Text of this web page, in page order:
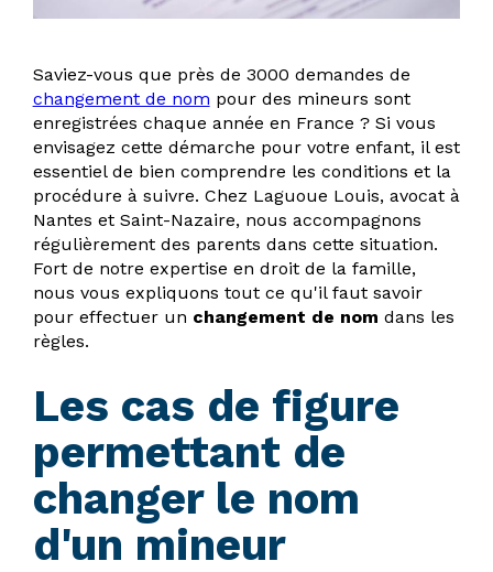
Saviez-vous que près de 3000 demandes de
changement de nom pour des mineurs sont
enregistrées chaque année en France ? Si vous
envisagez cette démarche pour votre enfant, il est
essentiel de bien comprendre les conditions et la
procédure à suivre. Chez Laguoue Louis, avocat à
Nantes et Saint-Nazaire, nous accompagnons
régulièrement des parents dans cette situation.
Fort de notre expertise en droit de la famille,
nous vous expliquons tout ce qu'il faut savoir
pour effectuer un changement de nom dans les
règles.
Les cas de figure
permettant de
changer le nom
d'un mineur